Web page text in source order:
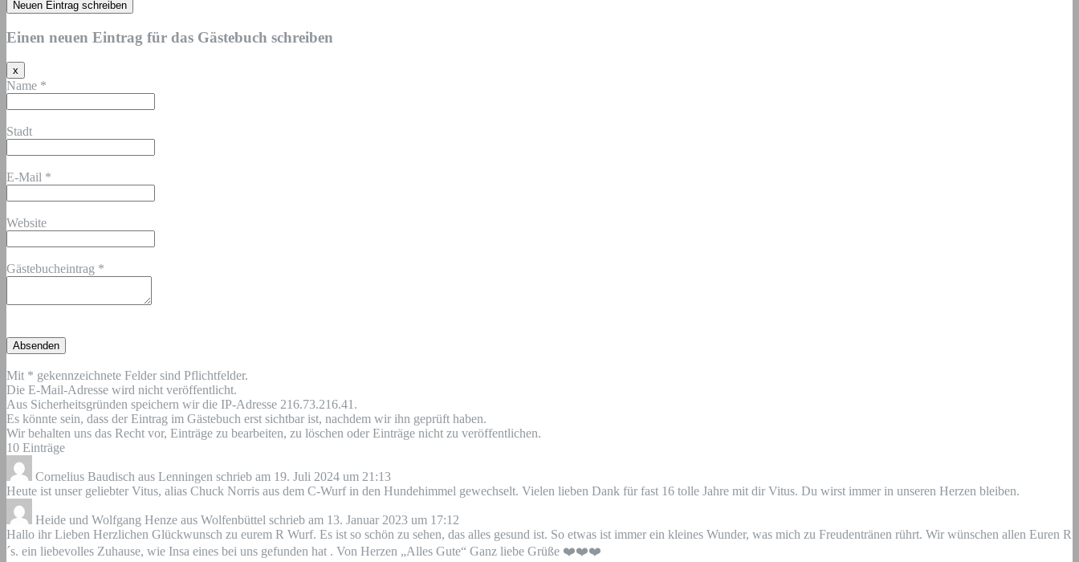
Einen neuen Eintrag für das Gästebuch schreiben
x
Formular
ausblenden
Name *
Stadt
E-Mail *
Website
Gästebucheintrag *
Mit * gekennzeichnete Felder sind Pflichtfelder.
Die E-Mail-Adresse wird nicht veröffentlicht.
Aus Sicherheitsgründen speichern wir die IP-Adresse 216.73.216.41.
Es könnte sein, dass der Eintrag im Gästebuch erst sichtbar ist, nachdem wir ihn geprüft haben.
Wir behalten uns das Recht vor, Einträge zu bearbeiten, zu löschen oder Einträge nicht zu veröffentlichen.
10 Einträge
Cornelius Baudisch aus Lenningen schrieb am 19. Juli 2024 um 21:13
Heute ist unser geliebter Vitus, alias Chuck Norris aus dem C-Wurf in den Hundehimmel gewechselt. Vielen lieben Dank für fast 16 tolle Jahre mit dir Vitus. Du wirst immer in unseren Herzen bleiben.
Heide und Wolfgang Henze aus Wolfenbüttel schrieb am 13. Januar 2023 um 17:12
Hallo ihr Lieben Herzlichen Glückwunsch zu eurem R Wurf. Es ist so schön zu sehen, das alles gesund ist. So etwas ist immer ein kleines Wunder, was mich zu Freudentränen rührt. Wir wünschen allen Euren R
´s. ein liebevolles Zuhause, wie Insa eines bei uns gefunden hat . Von Herzen „Alles Gute“ Ganz liebe Grüße ❤️❤️❤️